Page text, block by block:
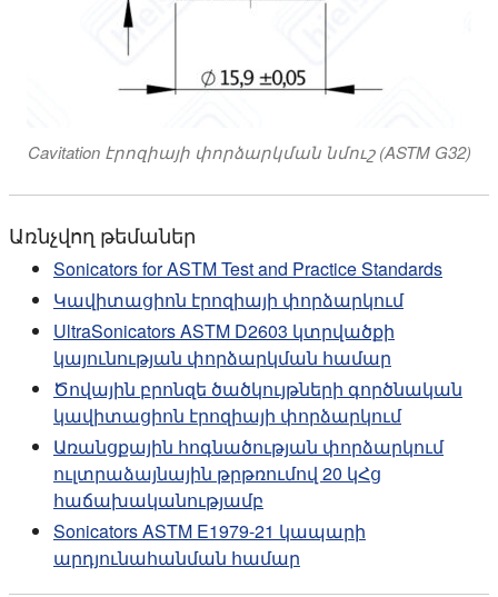
Cavitation էրոզիայի փորձարկման նմուշ (ASTM G32)
Առնչվող թեմաներ
Sonicators for ASTM Test and Practice Standards
Կավիտացիոն էրոզիայի փորձարկում
UltraSonicators ASTM D2603 կտրվածքի
կայունության փորձարկման համար
Ծովային բրոնզե ծածկույթների գործնական
կավիտացիոն էրոզիայի փորձարկում
Առանցքային հոգնածության փորձարկում
ուլտրաձայնային թրթռումով 20 կՀց
հաճախականությամբ
Sonicators ASTM E1979-21 կապարի
արդյունահանման համար